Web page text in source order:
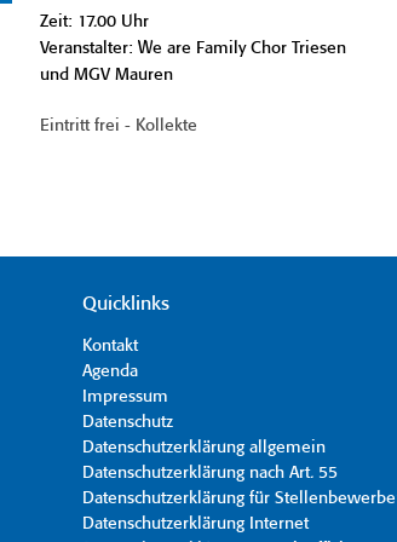
Zeit: 17.00 Uhr
Veranstalter: We are Family Chor Triesen
und MGV Mauren
Eintritt frei - Kollekte
Quicklinks
Kontakt
Agenda
Impressum
Datenschutz
Datenschutzerklärung allgemein
Datenschutzerklärung nach Art. 55
Datenschutzerklärung für
Datenschutzerklärung Internet